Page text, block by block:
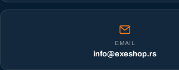
EMAIL
info@exeshop.rs